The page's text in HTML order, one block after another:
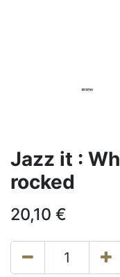
Jazz it :
rocked
20,10 €